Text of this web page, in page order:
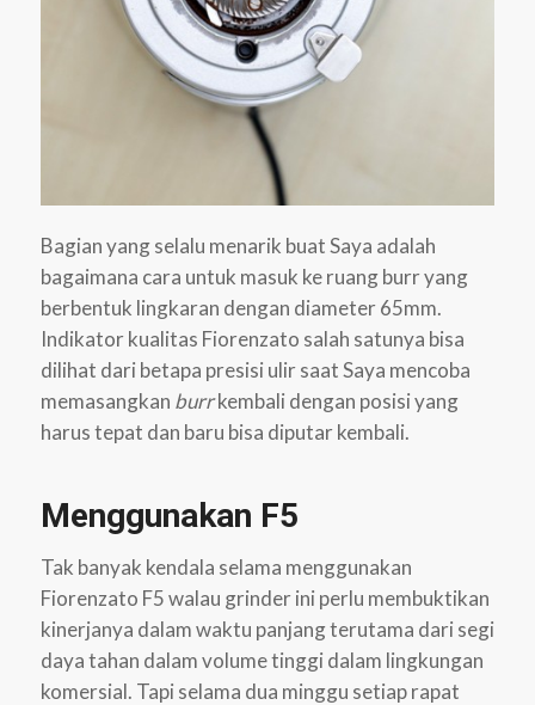
Bagian yang selalu menarik buat Saya adalah
bagaimana cara untuk masuk ke ruang burr yang
berbentuk lingkaran dengan diameter 65mm.
Indikator kualitas Fiorenzato salah satunya bisa
dilihat dari betapa presisi ulir saat Saya mencoba
memasangkan burrkembali dengan posisi yang
harus tepat dan baru bisa diputar kembali.
Menggunakan F5
Tak banyak kendala selama menggunakan
Fiorenzato F5 walau grinder ini perlu membuktikan
kinerjanya dalam waktu panjang terutama dari segi
daya tahan dalam volume tinggi dalam lingkungan
komersial. Tapi selama dua minggu setiap rapat